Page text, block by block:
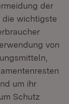
der
die wichtigste
von
um ihr
Schutz